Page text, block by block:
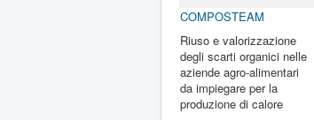
COMPOSTEAM
Riuso e valorizzazione
degli scarti organici nelle
aziende agro-alimentari
da impiegare per la
produzione di calore